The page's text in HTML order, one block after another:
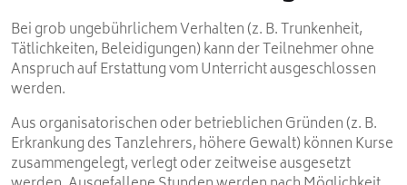
Bei grob ungebührlichem Verhalten (z. B. Trunkenheit,
Tätlichkeiten, Beleidigungen) kann der Teilnehmer ohne
Anspruch auf Erstattung vom Unterricht ausgeschlossen
werden.
Aus organisatorischen oder betrieblichen Gründen (z. B.
Erkrankung des Tanzlehrers, höhere Gewalt) können Kurse
zusammengelegt, verlegt oder zeitweise ausgesetzt